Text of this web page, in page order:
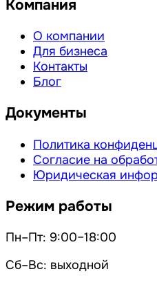
Компания
О компании
Для бизнеса
Контакты
Блог
Документы
Политика
Согласие на
Юридическая
Режим работы
Пн–Пт: 9:00–18:00
Сб–Вс: выходной